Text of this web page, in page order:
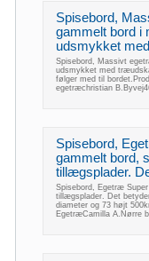
Spisebord,
gammelt bord i
udsmykket
Spisebord, Massivt
udsmykket med
følger med til
egetræchristian
Spisebord,
gammelt bord,
tillægsplader.
Spisebord, Egetræ
tillægsplader. Det
diameter og 73 højt
EgetræCamilla A.Nørre